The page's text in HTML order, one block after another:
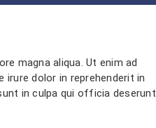
magna aliqua. Ut enim ad
dolor in reprehenderit in
in culpa qui officia deserunt